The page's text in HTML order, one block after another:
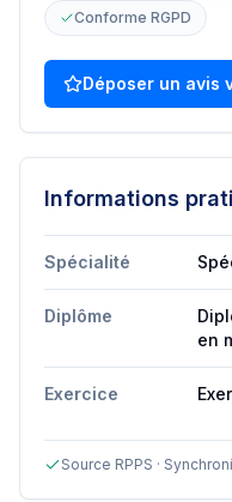
Conforme RGPD
Déposer un avis
Informations
Spécialité
Diplôme
en
Exercice
Source RPPS ·